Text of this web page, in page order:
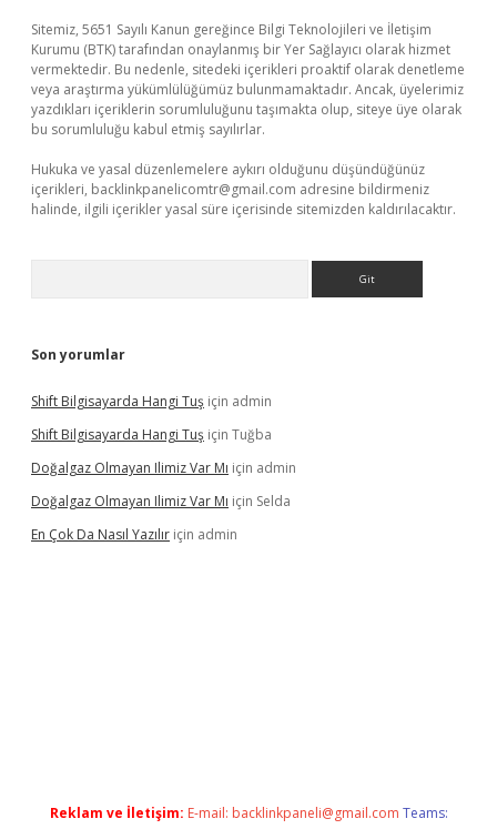
Sitemiz, 5651 Sayılı Kanun gereğince Bilgi Teknolojileri ve İletişim
Kurumu (BTK) tarafından onaylanmış bir Yer Sağlayıcı olarak hizmet
vermektedir. Bu nedenle, sitedeki içerikleri proaktif olarak denetleme
veya araştırma yükümlülüğümüz bulunmamaktadır. Ancak, üyelerimiz
yazdıkları içeriklerin sorumluluğunu taşımakta olup, siteye üye olarak
bu sorumluluğu kabul etmiş sayılırlar.
Hukuka ve yasal düzenlemelere aykırı olduğunu düşündüğünüz
içerikleri, backlinkpanelicomtr@gmail.com adresine bildirmeniz
halinde, ilgili içerikler yasal süre içerisinde sitemizden kaldırılacaktır.
Son yorumlar
Shift Bilgisayarda Hangi Tuş için admin
Shift Bilgisayarda Hangi Tuş için Tuğba
Doğalgaz Olmayan Ilimiz Var Mı için admin
Doğalgaz Olmayan Ilimiz Var Mı için Selda
En Çok Da Nasıl Yazılır için admin
Reklam ve İletişim: E-mail: backlinkpaneli@gmail.com Teams: